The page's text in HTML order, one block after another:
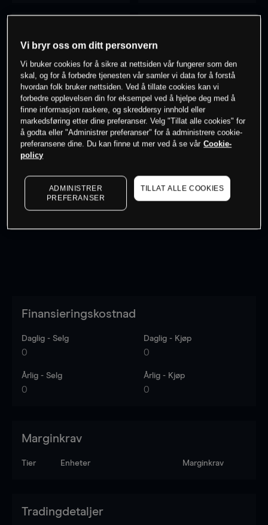
-
0% av kunder erpå dette instrumentet
Søk om konto
Log in
Finansieringskostnad
Daglig - Selg
0
Daglig - Kjøp
0
Årlig - Selg
0
Årlig - Kjøp
0
Marginkrav
Tier Enheter Marginkrav
Tradingdetaljer
Vi bryr oss om ditt personvern
Vi bruker cookies for å sikre at nettsiden vår fungerer som den
skal, og for å forbedre tjenesten vår samler vi data for å forstå
hvordan folk bruker nettsiden. Ved å tillate cookies kan vi
forbedre opplevelsen din for eksempel ved å hjelpe deg med å
finne informasjon raskere, og skreddersy innhold eller
markedsføring etter dine preferanser. Velg "Tillat alle cookies" for
å godta eller "Administrer preferanser" for å administrere cookie-
preferansene dine. Du kan finne ut mer ved å se vår Cookie-
policy
ADMINISTRER
PREFERANSER
TILLAT ALLE COOKIES